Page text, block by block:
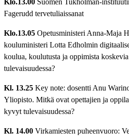
Klo.13.00 Suomen Tukholman-
Fagerudd tervetuliaissanat
Klo.13.05 Opetusministeri Anna-Maja
kouluministeri Lotta Edholmin
koulua, koulutusta ja oppimista
tulevaisuudessa?
Kl. 13.25 Key note: dosentti Anu
Yliopisto. Mitkä ovat opettajien ja
kyvyt tulevaisuudessa?
Kl. 14.00 Virkamiesten puheenvuoro: